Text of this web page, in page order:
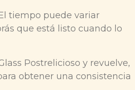
tiempo puede variar
que está listo cuando lo
Postrelicioso y revuelve,
obtener una consistencia